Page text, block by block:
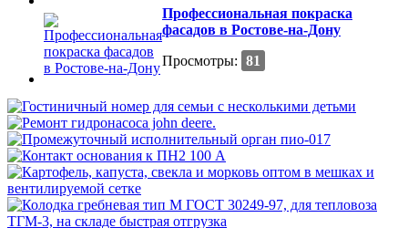
Профессиональная покраска
фасадов в Ростове-на-Дону
Просмотры: 81